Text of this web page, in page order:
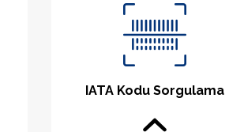
IATA Kodu Sorgulama